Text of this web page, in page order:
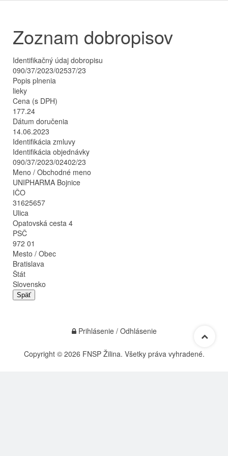
Zoznam dobropisov
Identifikačný údaj dobropisu
090/37/2023/02537/23
Popis plnenia
lieky
Cena (s DPH)
177.24
Dátum doručenia
14.06.2023
Identifikácia zmluvy
Identifikácia objednávky
090/37/2023/02402/23
Meno / Obchodné meno
UNIPHARMA Bojnice
IČO
31625657
Ulica
Opatovská cesta 4
PSČ
972 01
Mesto / Obec
Bratislava
Štát
Slovensko
Späť
Prihlásenie / Odhlásenie
Copyright © 2026 FNSP Žilina. Všetky práva vyhradené.